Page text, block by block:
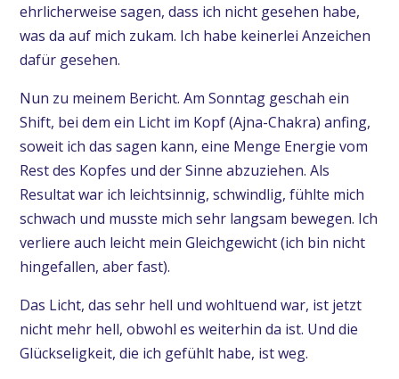
ehrlicherweise sagen, dass ich nicht gesehen habe,
was da auf mich zukam. Ich habe keinerlei Anzeichen
dafür gesehen.
Nun zu meinem Bericht. Am Sonntag geschah ein
Shift, bei dem ein Licht im Kopf (Ajna-Chakra) anfing,
soweit ich das sagen kann, eine Menge Energie vom
Rest des Kopfes und der Sinne abzuziehen. Als
Resultat war ich leichtsinnig, schwindlig, fühlte mich
schwach und musste mich sehr langsam bewegen. Ich
verliere auch leicht mein Gleichgewicht (ich bin nicht
hingefallen, aber fast).
Das Licht, das sehr hell und wohltuend war, ist jetzt
nicht mehr hell, obwohl es weiterhin da ist. Und die
Glückseligkeit, die ich gefühlt habe, ist weg.